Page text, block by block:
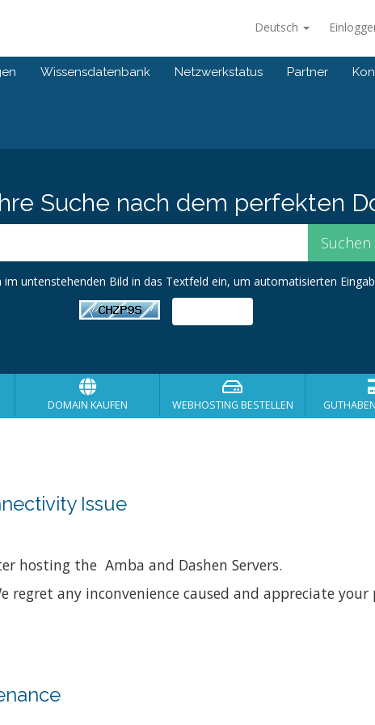
Deutsch
Wissensdatenbank Netzwerkstatus Partner
Suche nach dem perfekten
im untenstehenden Bild in das Textfeld ein, um automatisierten
DOMAIN KAUFEN WEBHOSTING BESTELLEN
Issue
hosting the Amba and Dashen Servers.
regret any inconvenience caused and appreciate